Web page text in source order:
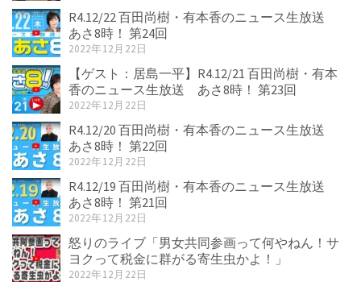
R4.12/22 百田尚樹・有本香のニュース生放送
あさ8時！ 第24回
2022年12月22日
【ゲスト：居島一平】R4.12/21 百田尚樹・有本
香のニュース生放送 あさ8時！ 第23回
2022年12月22日
R4.12/20 百田尚樹・有本香のニュース生放送
あさ8時！ 第22回
2022年12月22日
R4.12/19 百田尚樹・有本香のニュース生放送
あさ8時！ 第21回
2022年12月22日
怒りのライブ「男女共同参画って何やねん！サ
ヨクって税金に群がる寄生虫かよ！」
2022年12月22日